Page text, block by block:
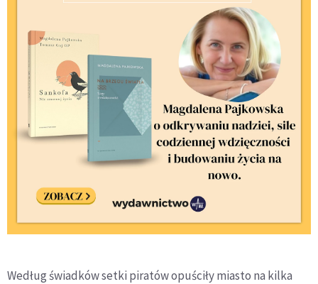
Według świadków setki piratów opuściły miasto na kilka